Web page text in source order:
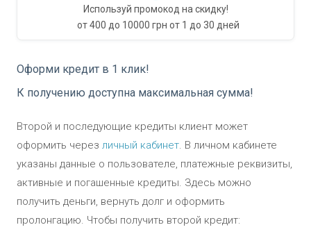
Используй промокод на скидку!
от400 до 10000 грн от 1 до 30 дней
Оформи кредит в 1 клик!
К получению доступна максимальная сумма!
Второй и последующие кредиты клиент может
оформить через личный кабинет. В личном кабинете
указаны данные о пользователе, платежные реквизиты,
активные и погашенные кредиты. Здесь можно
получить деньги, вернуть долг и оформить
пролонгацию. Чтобы получить второй кредит: